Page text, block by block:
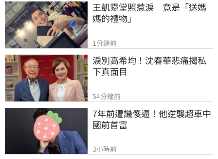
王凱靈堂照惹淚　竟是「送媽
媽的禮物」
1分鐘前
淚別高希均！沈春華悲痛揭私
下真面目
54分鐘前
7年前遭譏傻逼！他逆襲超車中
國前首富
3小時前